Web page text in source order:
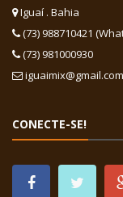
Iguaí . Bahia
(73) 988710421
(73) 981000930
iguaimix@gmail.com
CONECTE-SE!